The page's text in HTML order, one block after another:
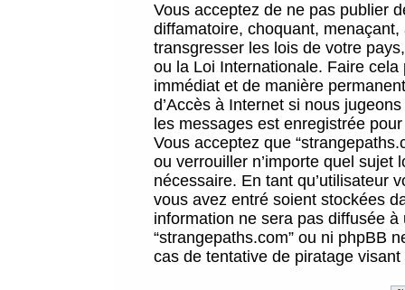
Vous acceptez de ne pas publier
diffamatoire, choquant,
transgresser les lois de votre
ou la Loi Internationale. Faire
immédiat et de manière
d’Accès à Internet si nous
les messages est enregistrée
Vous acceptez que
ou verrouiller n’importe quel sujet
nécessaire. En tant qu’utilisateur
vous avez entré soient stockées
information ne sera pas diffusée
“strangepaths.com” ou ni phpBB
cas de tentative de piratage